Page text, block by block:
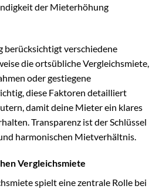
der Mieterhöhung
berücksichtigt verschiedene
die ortsübliche Vergleichsmiete,
oder gestiegene
diese Faktoren detailliert
damit deine Mieter ein klares
Transparenz ist der Schlüssel
harmonischen Mietverhältnis.
Vergleichsmiete
spielt eine zentrale Rolle bei